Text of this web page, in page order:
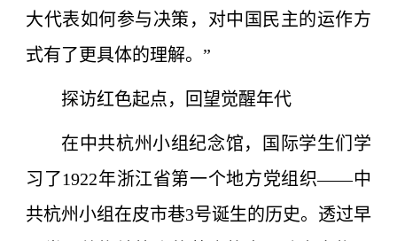
大代表如何参与决策，对中国民主的运作方
式有了更具体的理解。”
探访红色起点，回望觉醒年代
在中共杭州小组纪念馆，国际学生们学
习了1922年浙江省第一个地方党组织——中
共杭州小组在皮市巷3号诞生的历史。透过早